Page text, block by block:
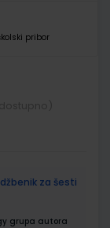
pribor
za šesti
grupa autora